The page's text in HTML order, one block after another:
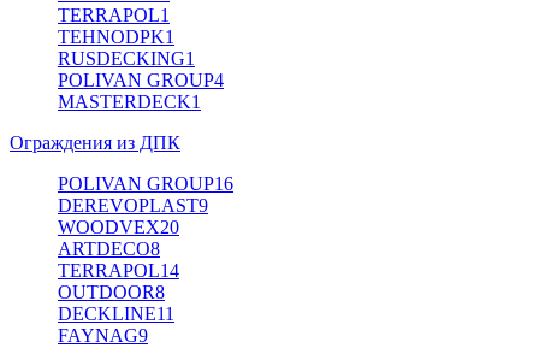
TERRAPOL1
TEHNODPK1
RUSDECKING1
POLIVAN GROUP4
MASTERDECK1
Ограждения из ДПК
POLIVAN GROUP16
DEREVOPLAST9
WOODVEX20
ARTDECO8
TERRAPOL14
OUTDOOR8
DECKLINE11
FAYNAG9